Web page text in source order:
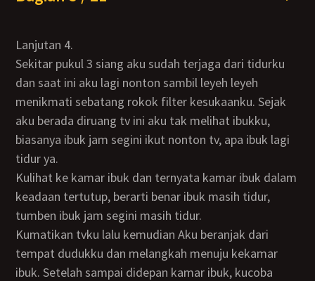
Lanjutan 4.
Sekitar pukul 3 siang aku sudah terjaga dari tidurku
dan saat ini aku lagi nonton sambil leyeh leyeh
menikmati sebatang rokok filter kesukaanku. Sejak
aku berada diruang tv ini aku tak melihat ibukku,
biasanya ibuk jam segini ikut nonton tv, apa ibuk lagi
tidur ya.
Kulihat ke kamar ibuk dan ternyata kamar ibuk dalam
keadaan tertutup, berarti benar ibuk masih tidur,
tumben ibuk jam segini masih tidur.
Kumatikan tvku lalu kemudian Aku beranjak dari
tempat dudukku dan melangkah menuju kekamar
ibuk. Setelah sampai didepan kamar ibuk, kucoba